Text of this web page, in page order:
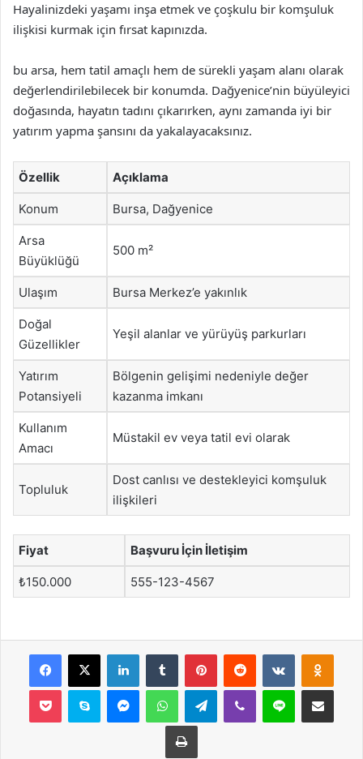
Hayalinizdeki yaşamı inşa etmek ve çoşkulu bir komşuluk
ilişkisi kurmak için fırsat kapınızda.
bu arsa, hem tatil amaçlı hem de sürekli yaşam alanı olarak
değerlendirilebilecek bir konumda. Dağyenice’nin büyüleyici
doğasında, hayatın tadını çıkarırken, aynı zamanda iyi bir
yatırım yapma şansını da yakalayacaksınız.
Özellik Açıklama
Konum Bursa, Dağyenice
Arsa
Büyüklüğü
500 m²
Ulaşım Bursa Merkez’e yakınlık
Doğal
Güzellikler
Yeşil alanlar ve yürüyüş parkurları
Yatırım
Potansiyeli
Bölgenin gelişimi nedeniyle değer
kazanma imkanı
Kullanım
Amacı
Müstakil ev veya tatil evi olarak
Topluluk
Dost canlısı ve destekleyici komşuluk
ilişkileri
Fiyat Başvuru İçin İletişim
₺150.000 555-123-4567
Facebook
X LinkedInTumblr PinterestReddit VKontakte
Pocket Skype MessengerWhatsAppTelegramViber Line E-Posta ile
Yazdır